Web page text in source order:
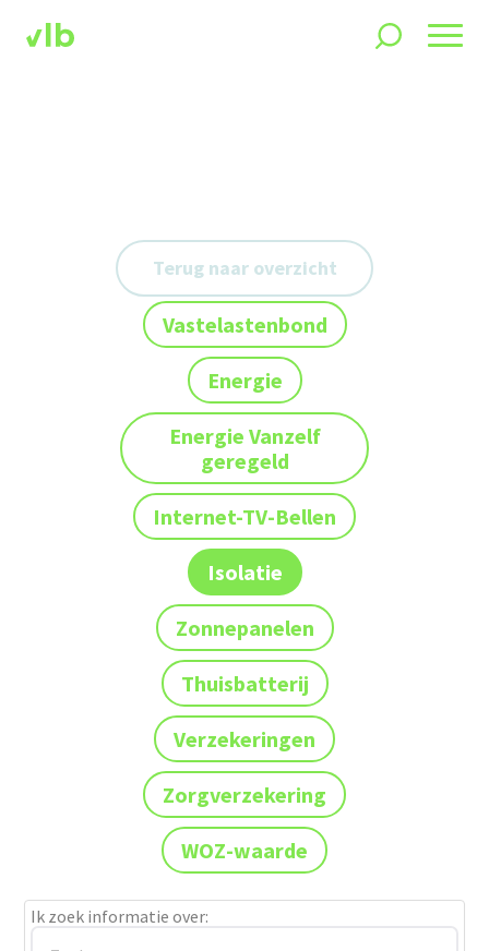
Terug naar overzicht
Vastelastenbond
Energie
Energie Vanzelf
geregeld
Internet-TV-Bellen
Isolatie
Zonnepanelen
Thuisbatterij
Verzekeringen
Zorgverzekering
WOZ-waarde
Ik zoek informatie over: